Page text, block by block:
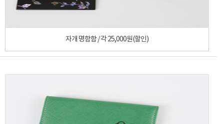
자개 명함함 / 각 25,000원(할인)